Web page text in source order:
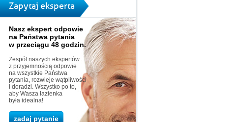
Zapytaj eksperta
Nasz ekspert odpowie
na Państwa pytania
w przeciągu 48 godzin.
Zespół naszych ekspertów
z przyjemnością odpowie
na wszystkie Państwa
pytania, rozwieje wątpliwości
i doradzi. Wszystko po to,
aby Wasza łazienka
była idealna!
zadaj pytanie